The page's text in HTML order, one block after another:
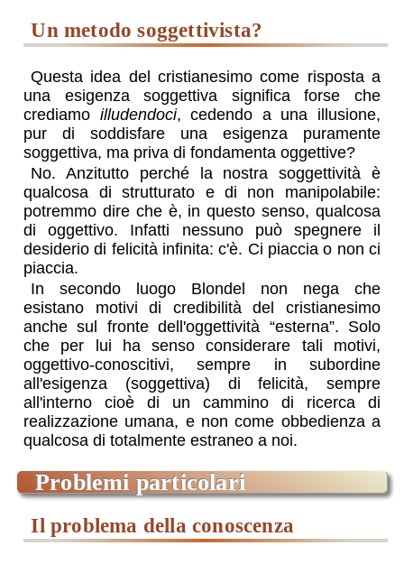
Un metodo soggettivista?
Questa idea del cristianesimo come risposta a
una esigenza soggettiva significa forse che
crediamo illudendoci, cedendo a una illusione,
pur di soddisfare una esigenza puramente
soggettiva, ma priva di fondamenta oggettive?
No. Anzitutto perché la nostra soggettività è
qualcosa di strutturato e di non manipolabile:
potremmo dire che è, in questo senso, qualcosa
di oggettivo. Infatti nessuno può spegnere il
desiderio di felicità infinita: c'è. Ci piaccia o non ci
piaccia.
In secondo luogo Blondel non nega che
esistano motivi di credibilità del cristianesimo
anche sul fronte dell'oggettività “esterna”. Solo
che per lui ha senso considerare tali motivi,
oggettivo-conoscitivi, sempre in subordine
all'esigenza (soggettiva) di felicità, sempre
all'interno cioè di un cammino di ricerca di
realizzazione umana, e non come obbedienza a
qualcosa di totalmente estraneo a noi.
problemi particolari
il problema della conoscenza